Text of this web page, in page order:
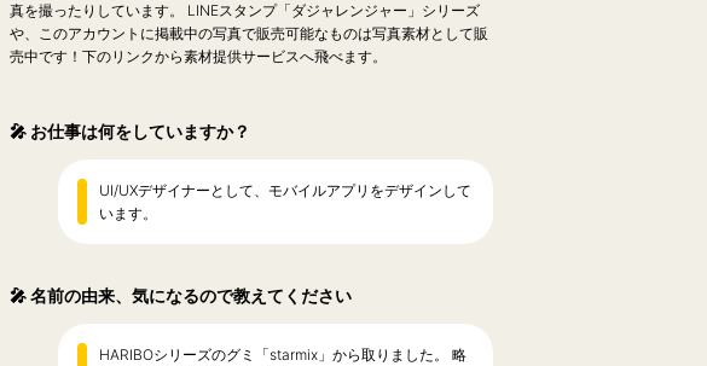
真を撮ったりしています。 LINEスタンプ「ダジャレンジャー」シリーズ
や、このアカウントに掲載中の写真で販売可能なものは写真素材として販
売中です！下のリンクから素材提供サービスへ飛べます。
🎤 お仕事は何をしていますか？
UI/UXデザイナーとして、モバイルアプリをデザインして
います。
🎤名前の由来、気になるので教えてください
HARIBOシリーズのグミ「starmix」から取りました。 略